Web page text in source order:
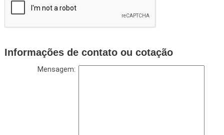
Informações de contato ou cotação
Mensagem: